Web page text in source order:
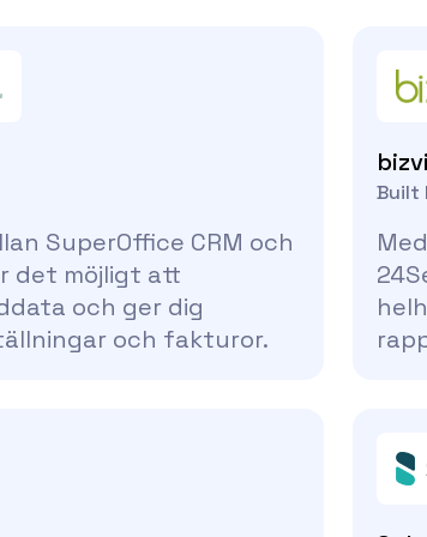
SuperOffice CRM och
det möjligt att
och ger dig
och fakturor.
Built